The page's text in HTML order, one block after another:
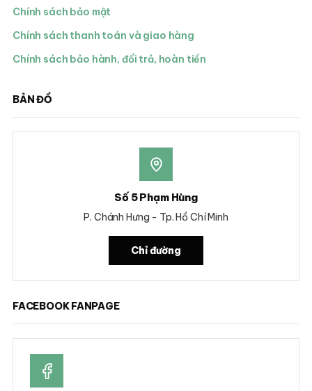
Chính sách bảo mật
Chính sách thanh toán và giao hàng
Chính sách bảo hành, đổi trả, hoàn tiền
BẢN ĐỒ
Số 5 Phạm Hùng
P. Chánh Hưng - Tp. Hồ Chí Minh
Chỉ đường
FACEBOOK FANPAGE